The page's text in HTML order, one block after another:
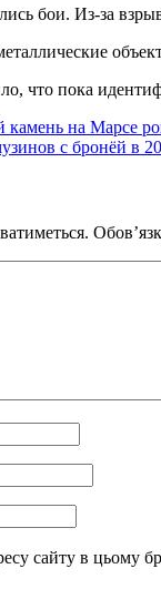
бои. Из-за
что пока
на Марсе
с бронёй в
сайту в цьому